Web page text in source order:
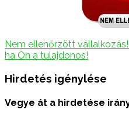
Nem ellenőrzött
ha Ön a tulajdonos!
Hirdetés igénylése
Vegye át a hirdetése